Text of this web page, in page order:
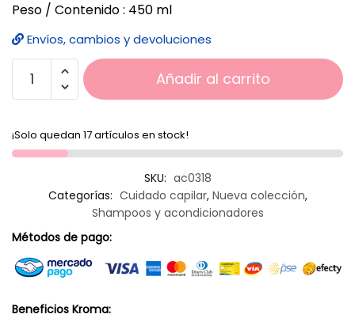
Peso / Contenido : 450 ml
Envíos, cambios y devoluciones
Añadir al carrito
¡Solo quedan 17 artículos en stock!
SKU: ac0318
Categorías: Cuidado capilar, Nueva colección,
Shampoos y acondicionadores
Métodos de pago:
Beneficios Kroma: